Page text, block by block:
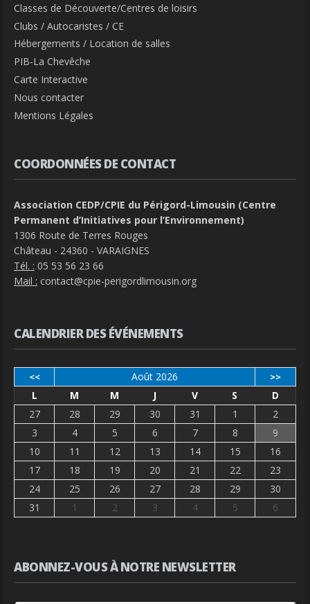
Classes de Découverte/Centres de loisirs
Clubs / Autocaristes / CE
Hébergements / Location de salles
PIB-La Chevêche
Carte Interactive
Nous contacter
Mentions Légales
COORDONNÉES DE CONTACT
Association CEDP/CPIE du Périgord-Limousin (Centre
Permanent d’Initiatives pour l’Environnement)
1306 Route de Terres Rouges
Château - 24360 - VARAIGNES
Tél. : 05 53 56 23 66
Mail : contact@cpie-perigordlimousin.org
CALENDRIER DES ÉVÉNEMENTS
<< Août 2026 >>
L M M J V S
D
27
28 29 30 31 1
2
3
4 5 6 7 8
9
10
11 12 13 14 15
16
17
18 19 20 21 22
23
24
25 26 27 28 29
30
31
1 2 3 4 5 6
ABONNEZ-VOUS À NOTRE NEWSLETTER